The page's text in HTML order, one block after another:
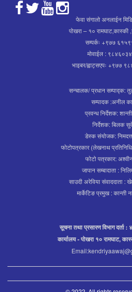
फेवा संगालो अनलाईन
पोखरा – १० रामघाट,कास्की
सम्पर्कः +९७७
मोवाईल :
भाइबर/ह्वाट्सएपः +९७७
सन्चालक/ प्रधान सम्पाद्क:
सम्पादक :अनील
प्रवन्ध निर्देशक:
निर्देशक: बिलक
डेस्क संयोजक:
फोटोपत्रकार (लेखनाथ
फोटो पत्रकार:
जापान सम्बादाता :
साउदी अरेविया संवाददाता :
मार्केटिङ प्रमुख : कान्ती
सूचना तथा प्रसारण विभाग
कार्यालय - पोखरा १० रामघाट,